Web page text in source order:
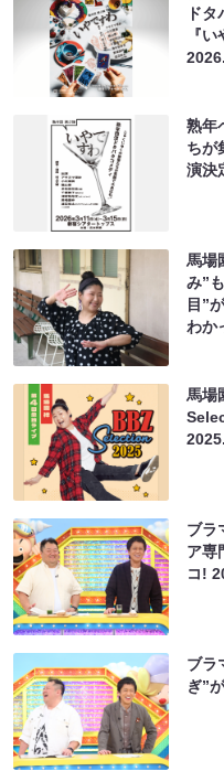
ド
『
熟年
ちが
演
馬場
み”
目”
わか
馬場
ブラ
ア専
コ!
ブラ
ぎ”